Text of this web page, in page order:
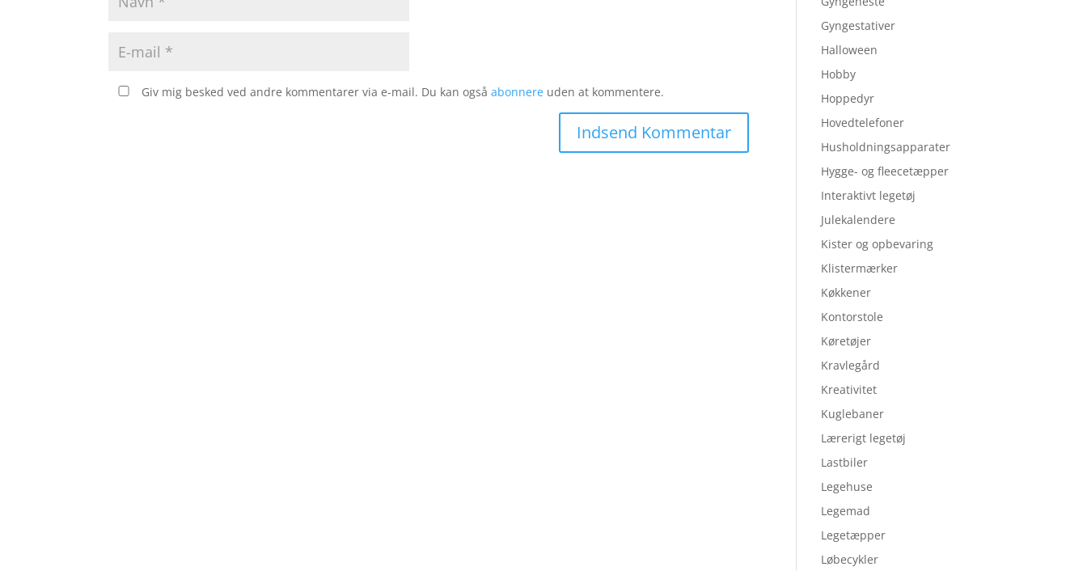
Giv mig besked ved andre kommentarer via e-mail. Du kan ogsåabonnere uden at kommentere.
Gyngestativer
Halloween
Hobby
Hoppedyr
Hovedtelefoner
Husholdningsapparater
Hygge- og fleecetæpper
Interaktivt legetøj
Julekalendere
Kister og opbevaring
Klistermærker
Køkkener
Kontorstole
Køretøjer
Kravlegård
Kreativitet
Kuglebaner
Lærerigt legetøj
Lastbiler
Legehuse
Legemad
Legetæpper
Løbecykler